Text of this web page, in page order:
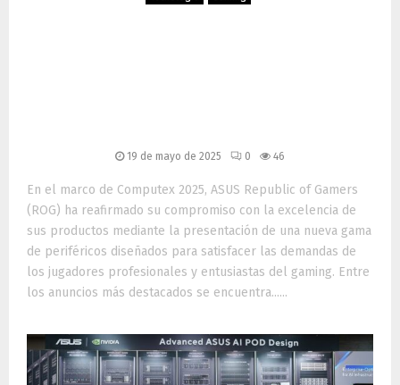
19 de mayo de 2025 0 46
En el marco de Computex 2025, ASUS Republic of Gamers
(ROG) ha reafirmado su compromiso con la excelencia de
sus productos mediante la presentación de una nueva gama
de periféricos diseñados para satisfacer las demandas de
los jugadores profesionales y entusiastas del gaming. Entre
los anuncios más destacados se encuentra......